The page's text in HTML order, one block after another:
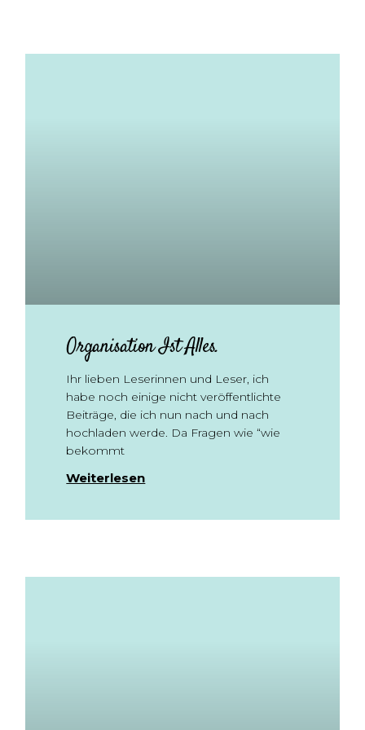
Organisation Ist Alles.
Ihr lieben Leserinnen und Leser, ich
habe noch einige nicht veröffentlichte
Beiträge, die ich nun nach und nach
hochladen werde. Da Fragen wie “wie
bekommt
Weiterlesen